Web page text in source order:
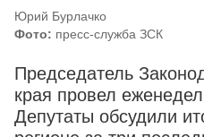
Юрий Бурлачко
Фото: пресс-служба ЗСК
Председатель
края провел
Депутаты обсудили